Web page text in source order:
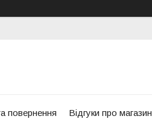
повернення Відгуки про магазин